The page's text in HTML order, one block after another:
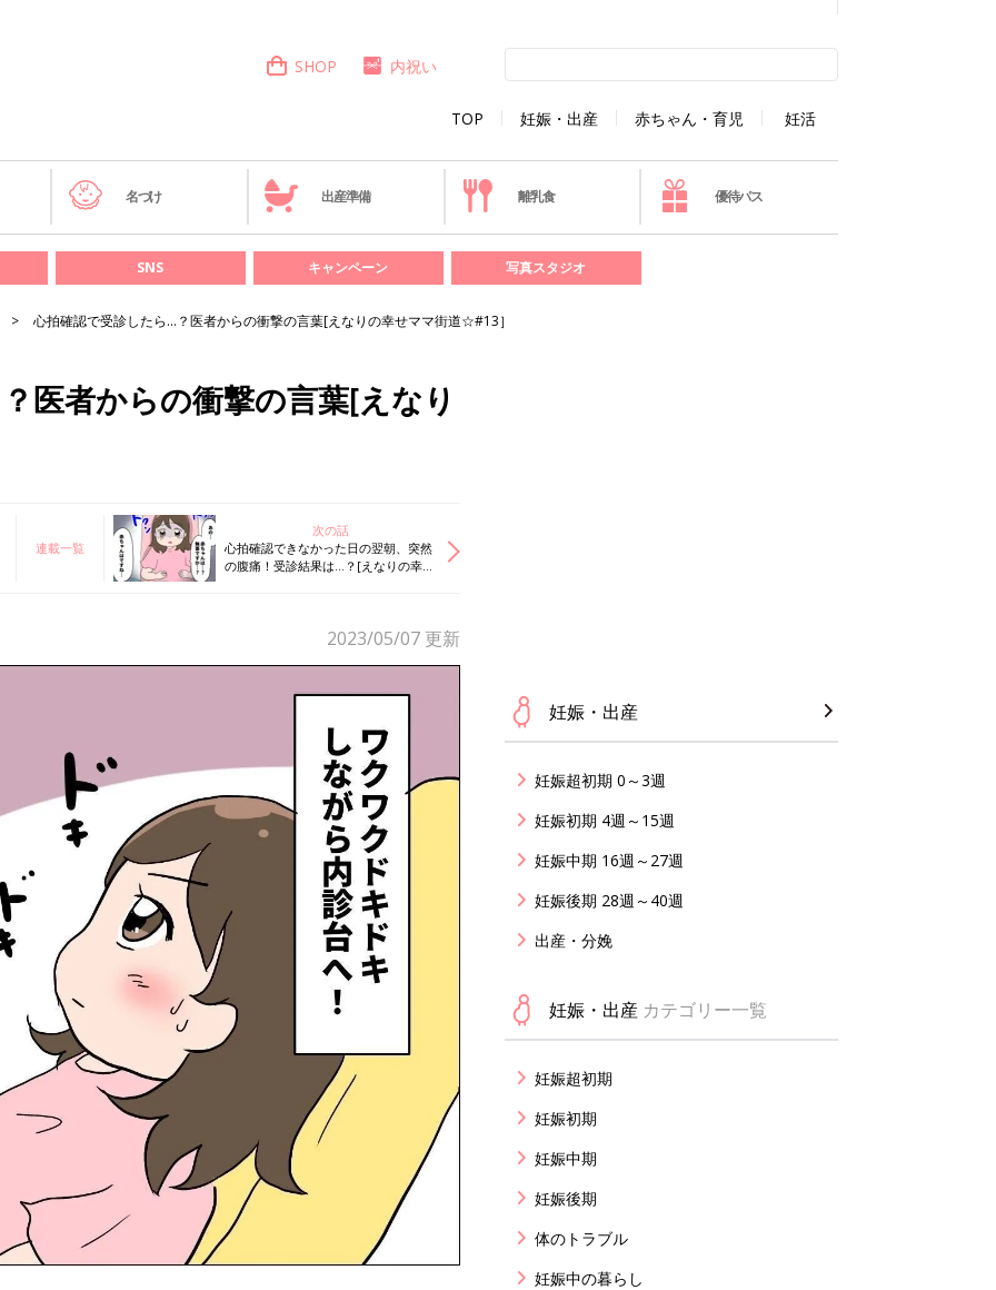
TOP 妊娠・出産 赤ちゃん・育児 妊活
SHOP 内祝い
名づけ 出産準備 離乳食 優待パス
SNS キャンペーン 写真スタジオ
心拍確認で受診したら…？医者からの衝撃の言葉[えなりの幸せママ街道☆#13］
医者からの衝撃の言葉[えなり
連載一覧
次の話
心拍確認できなかった日の翌朝、突然
の腹痛！受診結果は…？[えなりの幸せ
2023/05/07 更新
妊娠・出産
妊娠超初期 0～3週
妊娠初期 4週～15週
妊娠中期 16週～27週
妊娠後期 28週～40週
出産・分娩
妊娠・出産 カテゴリー一覧
妊娠超初期
妊娠初期
妊娠中期
妊娠後期
体のトラブル
妊娠中の暮らし